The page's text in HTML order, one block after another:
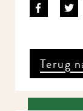
Terug